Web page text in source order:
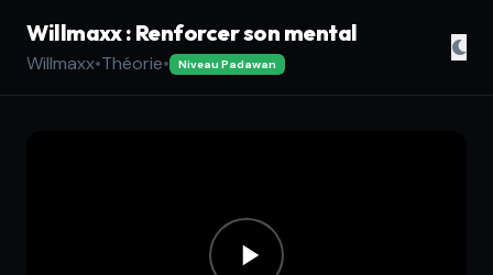
Willmaxx : Renforcer son mental
Willmaxx•Théorie• Niveau Padawan